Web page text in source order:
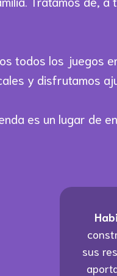
todos los juegos
y disfrutamos
es un lugar de
sus